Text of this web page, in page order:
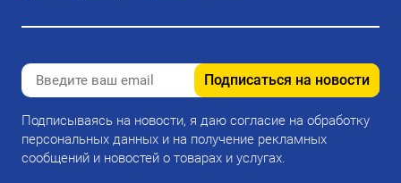
Подписаться на новости
Подписываясь на новости, я даю согласие на обработку
персональных данных и на получение рекламных
сообщений и новостей о товарах и услугах.